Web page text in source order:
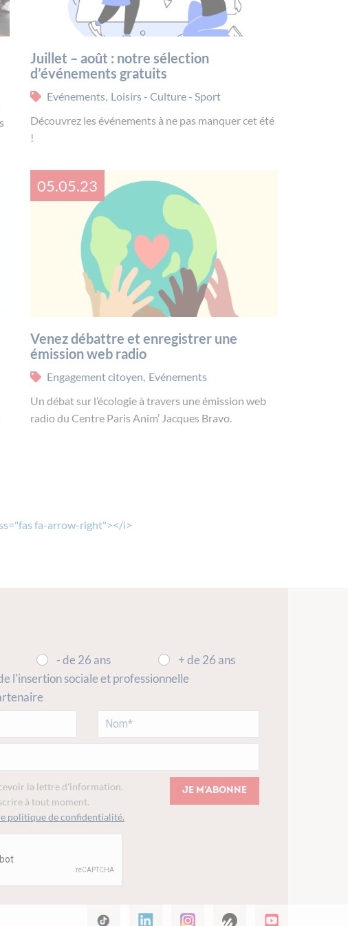
Juillet – août : notre sélection
d’événements gratuits
Evénements Loisirs - Culture - Sport
Découvrez les événements à ne pas manquer cet été
!
05.05.23
Venez débattre et enregistrer une
émission web radio
Engagement citoyen Evénements
Un débat sur l’écologie à travers une émission web
radio du Centre Paris Anim’ Jacques Bravo.
fa-arrow-right"></i>
- de 26 ans
+ de 26 ans
l'insertion sociale et professionnelle
la lettre d'information.
à tout moment.
politique de confidentialité.
Je m'abonne